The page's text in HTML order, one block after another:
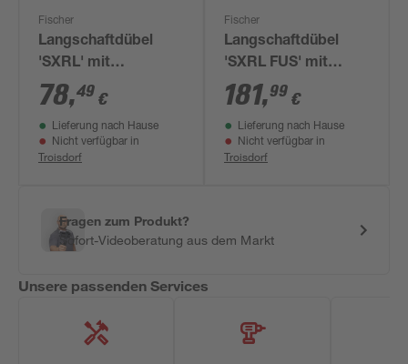
Fischer
Langschaftdübel
'SXRL' mit
Senkkopfschraube Ø
8 x 160 mm 50 Stück
78,49 €
Lieferung nach Hause
Nicht verfügbar in
Troisdorf
Fischer
Langschaftdübel
'SXRL FUS' mit
Sechskantschraube
rostfreier Stahl Ø 10
x 100 mm 50 Stück
181,99 €
Lieferung nach Hause
Nicht verfügbar in
Troisdorf
Fragen zum Produkt?
Sofort-Videoberatung aus dem Markt
Unsere passenden Services